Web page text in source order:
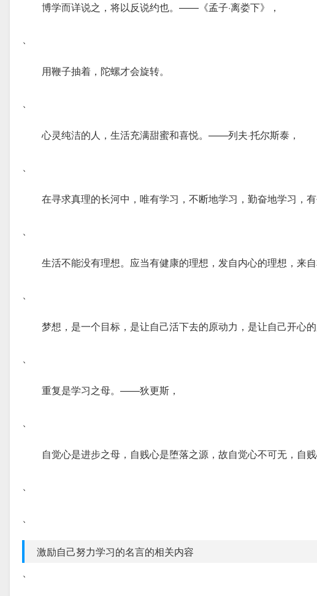
博学而详说之，将以反说约也。——《孟子·离娄下》，
、
用鞭子抽着，陀螺才会旋转。
、
心灵纯洁的人，生活充满甜蜜和喜悦。——列夫·托尔斯泰，
、
在寻求真理的长河中，唯有学习，不断地学习，勤奋地学习，
、
生活不能没有理想。应当有健康的理想，发自内心的理想，来自
、
梦想，是一个目标，是让自己活下去的原动力，是让自己开心的
、
重复是学习之母。——狄更斯，
、
自觉心是进步之母，自贱心是堕落之源，故自觉心不可无，自
、
、
激励自己努力学习的名言的相关内容
、